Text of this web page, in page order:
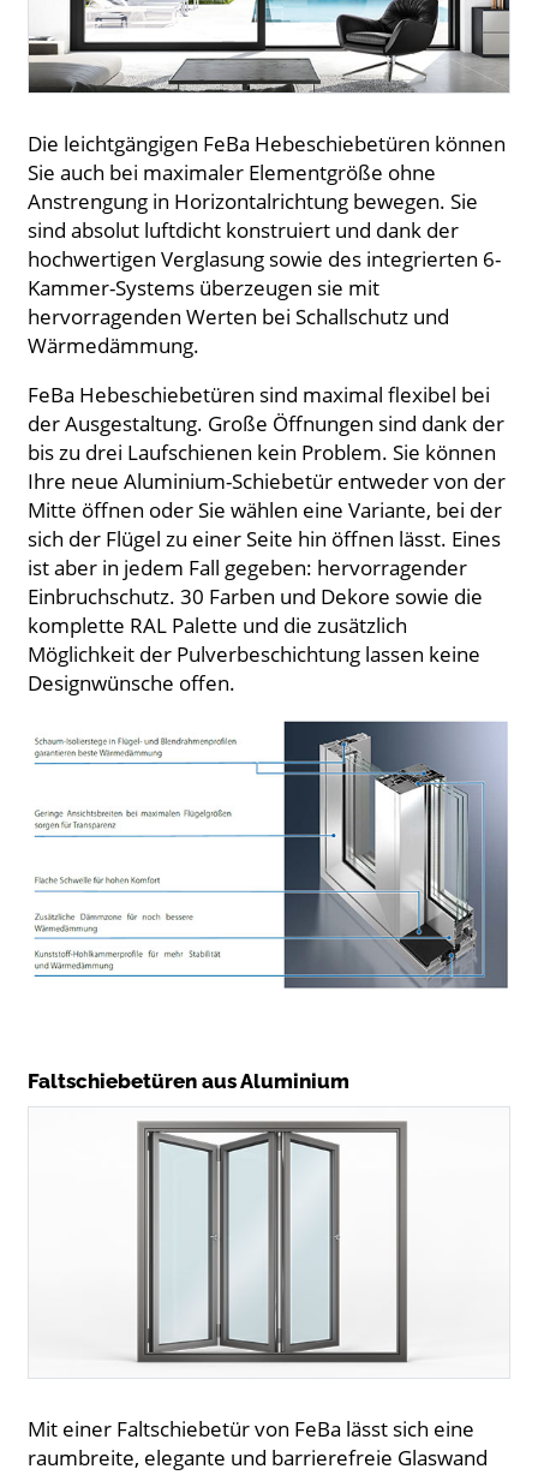
Die leichtgängigen FeBa Hebeschiebetüren können
Sie auch bei maximaler Elementgröße ohne
Anstrengung in Horizontalrichtung bewegen. Sie
sind absolut luftdicht konstruiert und dank der
hochwertigen Verglasung sowie des integrierten 6-
Kammer-Systems überzeugen sie mit
hervorragenden Werten bei Schallschutz und
Wärmedämmung.
FeBa Hebeschiebetüren sind maximal flexibel bei
der Ausgestaltung. Große Öffnungen sind dank der
bis zu drei Laufschienen kein Problem. Sie können
Ihre neue Aluminium-Schiebetür entweder von der
Mitte öffnen oder Sie wählen eine Variante, bei der
sich der Flügel zu einer Seite hin öffnen lässt. Eines
ist aber in jedem Fall gegeben: hervorragender
Einbruchschutz. 30 Farben und Dekore sowie die
komplette RAL Palette und die zusätzlich
Möglichkeit der Pulverbeschichtung lassen keine
Designwünsche offen.
Faltschiebetüren aus Aluminium
Mit einer Faltschiebetür von FeBa lässt sich eine
raumbreite, elegante und barrierefreie Glaswand